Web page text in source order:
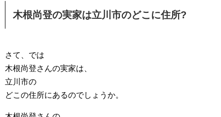
木根尚登の実家は立川市のどこに住所?
さて、では
木根尚登さんの実家は、
立川市の
どこの住所にあるのでしょうか。